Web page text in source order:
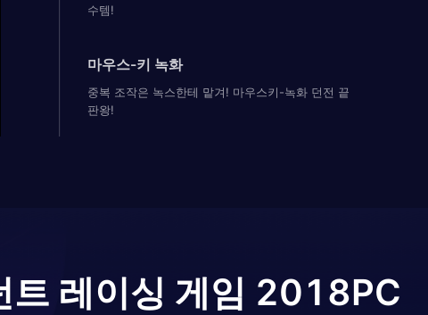
수템!
마우스-키 녹화
중복 조작은 녹스한테 맡겨! 마우스키-녹화 던전 끝
판왕!
트 레이싱 게임 2018PC